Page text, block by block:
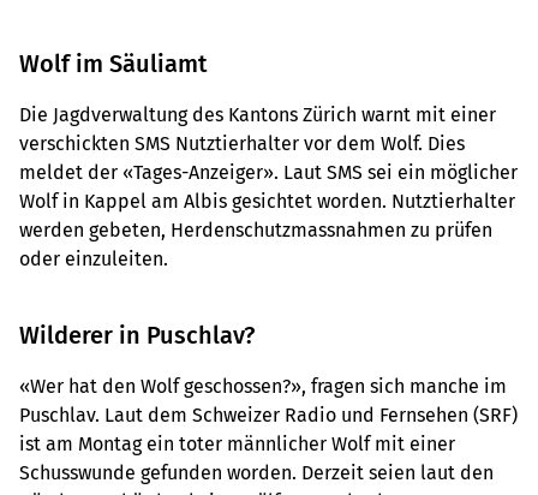
Wolf im Säuliamt
Die Jagdverwaltung des Kantons Zürich warnt mit einer
verschickten SMS Nutztierhalter vor dem Wolf. Dies
meldet der «Tages-Anzeiger». Laut SMS sei ein möglicher
Wolf in Kappel am Albis gesichtet worden. Nutztierhalter
werden gebeten, Herdenschutzmassnahmen zu prüfen
oder einzuleiten.
Wilderer in Puschlav?
«Wer hat den Wolf geschossen?», fragen sich manche im
Puschlav. Laut dem Schweizer Radio und Fernsehen (SRF)
ist am Montag ein toter männlicher Wolf mit einer
Schusswunde gefunden worden. Derzeit seien laut den